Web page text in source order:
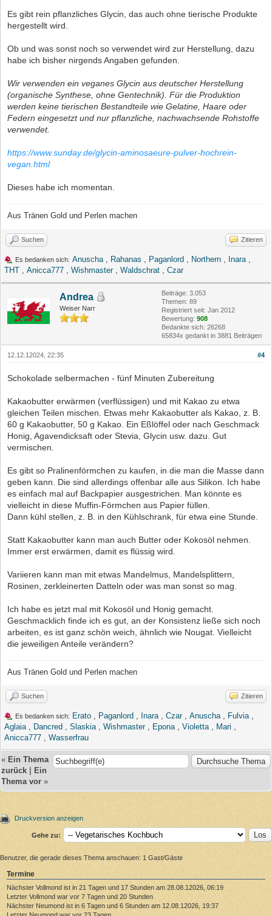
Es gibt rein pflanzliches Glycin, das auch ohne tierische Produkte
hergestellt wird.
Ob und was sonst noch so verwendet wird zur Herstellung, dazu
habe ich bisher nirgends Angaben gefunden.
Wir verwenden ein veganes Glycin aus deutscher Herstellung
(organische Synthese, ohne Gentechnik). Für die Produktion
werden keine tierischen Bestandteile wie Gelatine, Haare oder
Federn eingesetzt und nur pflanzliche, nachwachsende Rohstoffe
verwendet.
https://www.sunday.de/glycin-aminosaeure-pulver-hochrein-
vegan.html
Dieses habe ich momentan.
Aus Tränen Gold und Perlen machen
Suchen Zitieren
Es bedanken sich: Anuscha Rahanas Paganlord Northern Inara
THT
Anicca777 Wishmaster, Waldschrat Czar
Andrea
Weiser Narr
Beiträge: 3.053
Themen: 89
Registriert seit: Jan 2012
Bewertung: 908
Bedankte sich: 26268
65834x gedankt in 3881 Beiträgen
#4
12.12.12024, 22:35
Schokolade selbermachen - fünf Minuten Zubereitung
Kakaobutter erwärmen (verflüssigen) und mit Kakao zu etwa
gleichen Teilen mischen. Etwas mehr Kakaobutter als Kakao, z. B.
60 g Kakaobutter, 50 g Kakao. Ein Eßlöffel oder nach Geschmack
Honig, Agavendicksaft oder Stevia, Glycin usw. dazu. Gut
vermischen.
Es gibt so Pralinenförmchen zu kaufen, in die man die Masse dann
geben kann. Die sind allerdings offenbar alle aus Silikon. Ich habe
es einfach mal auf Backpapier ausgestrichen. Man könnte es
vielleicht in diese Muffin-Förmchen aus Papier füllen.
Dann kühl stellen, z. B. in den Kühlschrank, für etwa eine Stunde.
Statt Kakaobutter kann man auch Butter oder Kokosöl nehmen.
Immer erst erwärmen, damit es flüssig wird.
Variieren kann man mit etwas Mandelmus, Mandelsplittern,
Rosinen, zerkleinerten Datteln oder was man sonst so mag.
Ich habe es jetzt mal mit Kokosöl und Honig gemacht.
Geschmacklich finde ich es gut, an der Konsistenz ließe sich noch
arbeiten, es ist ganz schön weich, ähnlich wie Nougat. Vielleicht
die jeweiligen Anteile verändern?
Aus Tränen Gold und Perlen machen
Suchen Zitieren
Es bedanken sich: Erato Paganlord Inara Czar, Anuscha Fulvia
Aglaia
Dancred Slaskia Wishmaster, Epona Violetta Mari
Anicca777
Wasserfrau
« Ein Thema
zurück
Ein
Thema vor »
Druckversion anzeigen
Gehe zu:
Benutzer, die gerade dieses Thema anschauen: 1 Gast/Gäste
Termine
Nächster Vollmond ist in 21 Tagen und 17 Stunden am 28.08.12026, 06:19
Letzter Vollmond war vor 7 Tagen und 20 Stunden
Nächster Neumond ist in 6 Tagen und 6 Stunden am 12.08.12026, 19:37